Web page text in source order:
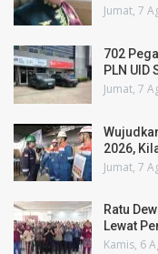
Jumat, 7
702
PLN UID
Jumat, 7
2026,
Jumat, 7
Ratu
Lewat
Kamis, 6